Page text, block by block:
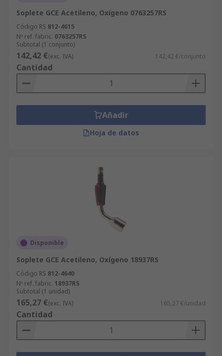
Soplete GCE Acetileno, Oxígeno 0763257RS
Código RS 812-4615
Nº ref. fabric. 0763257RS
Subtotal (1 conjunto)
142,42 €(exc. IVA) 142,42 €/conjunto
Cantidad
Añadir
Hoja de datos
Disponible
Soplete GCE Acetileno, Oxígeno 18937RS
Código RS 812-4640
Nº ref. fabric. 18937RS
Subtotal (1 unidad)
165,27 €(exc. IVA) 165,27 €/unidad
Cantidad